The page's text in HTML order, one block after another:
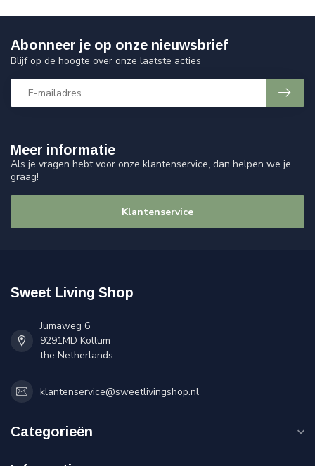
Meer informatie
Als je vragen hebt voor onze klantenservice, dan helpen we je
graag!
Klantenservice
Abonneer je op onze nieuwsbrief
Blijf op de hoogte over onze laatste acties
Sweet Living Shop
Jumaweg 6
9291MD Kollum
the Netherlands
klantenservice@sweetlivingshop.nl
Categorieën